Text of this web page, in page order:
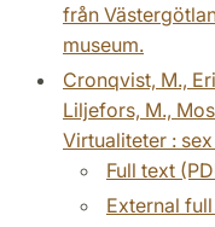
från
museum.
Cronqvist, M.,
Liljefors, M.,
Virtualiteter :
Full text
External